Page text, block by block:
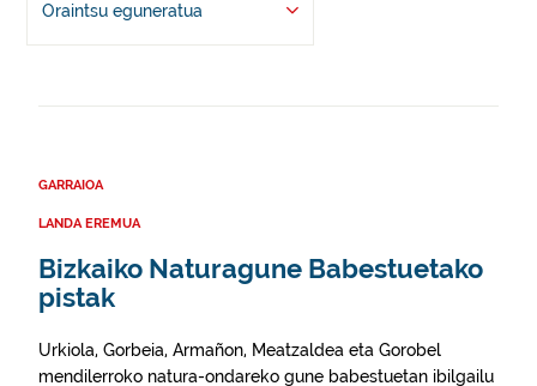
Oraintsu eguneratua
GARRAIOA
LANDA EREMUA
Bizkaiko Naturagune Babestuetako
pistak
Urkiola, Gorbeia, Armañon, Meatzaldea eta Gorobel
mendilerroko natura-ondareko gune babestuetan ibilgailu